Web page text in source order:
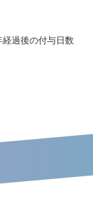
経過後の付与日数